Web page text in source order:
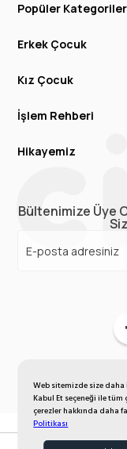
Web sitemizde size
Kabul Et seçeneği ile
çerezler hakkında daha
Politikası
Popüler Kategoriler
Erkek Çocuk
Kız Çocuk
İşlem Rehberi
Hikayemiz
Bültenimize Üye